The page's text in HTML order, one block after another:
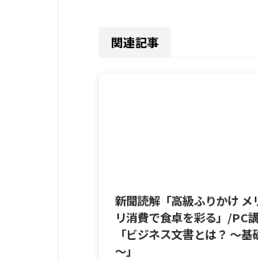
関連記事
新聞読解「高級ふりかけ メ
リ消費で食卓を彩る」/PC
「ビジネス文書とは？ ～基
～」